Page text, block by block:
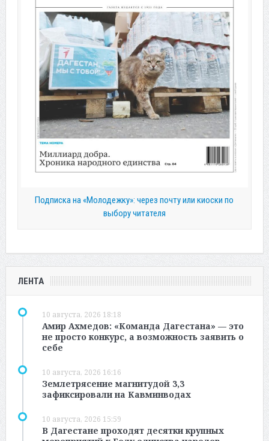
Подписка на «Молодежку»: через почту или киоски по
выбору читателя
ЛЕНТА
10 августа, 2026 18:18
Амир Ахмедов: «Команда Дагестана» — это
не просто конкурс, а возможность заявить о
себе
10 августа, 2026 16:16
Землетрясение магнитудой 3,3
зафиксировали на Кавминводах
10 августа, 2026 15:59
В Дагестане проходят десятки крупных